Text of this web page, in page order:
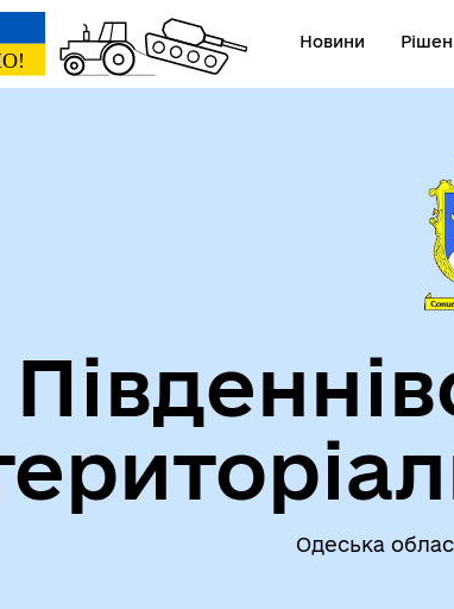
Новини
Внутрішньо переміщеним
особам (ВПО)
Одеська